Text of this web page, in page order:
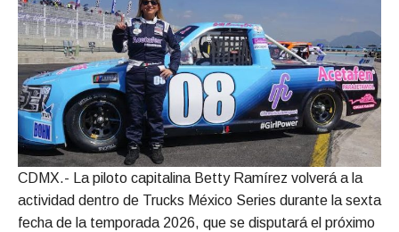
CDMX.- La piloto capitalina Betty Ramírez volverá a la
actividad dentro de Trucks México Series durante la sexta
fecha de la temporada 2026, que se disputará el próximo